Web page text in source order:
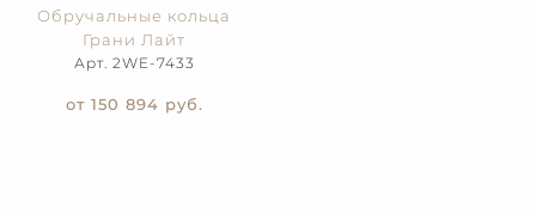
Обручальные кольца
Грани Лайт
Арт. 2WE-7433
от 150 894 руб.